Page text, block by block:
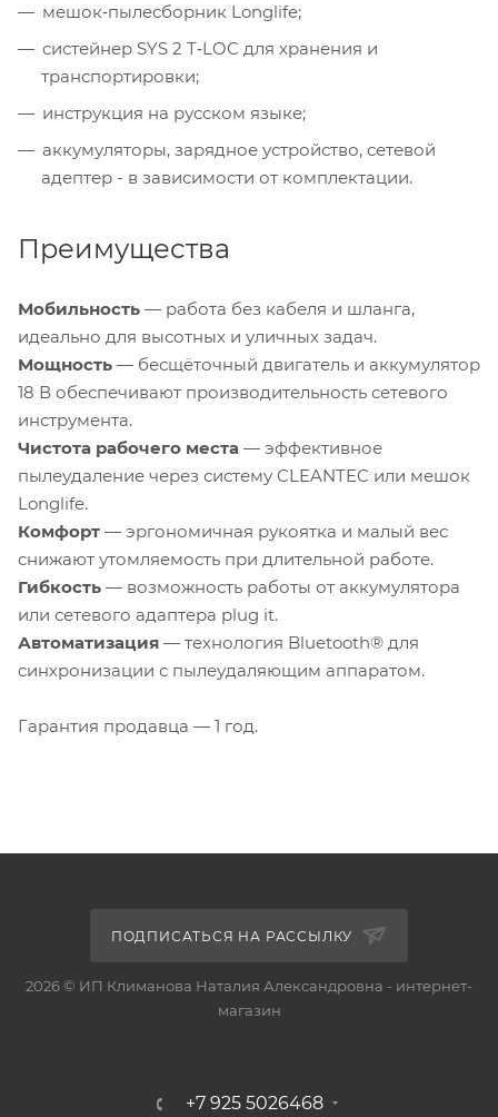
мешок‑пылесборник Longlife;
систейнер SYS 2 T‑LOC для хранения и
транспортировки;
инструкция на русском языке;
аккумуляторы, зарядное устройство, сетевой
адептер - в зависимости от комплектации.
Преимущества
Мобильность — работа без кабеля и шланга,
идеально для высотных и уличных задач.
Мощность — бесщёточный двигатель и аккумулятор
18 В обеспечивают производительность сетевого
инструмента.
Чистота рабочего места — эффективное
пылеудаление через систему CLEANTEC или мешок
Longlife.
Комфорт — эргономичная рукоятка и малый вес
снижают утомляемость при длительной работе.
Гибкость — возможность работы от аккумулятора
или сетевого адаптера plug it.
Автоматизация — технология Bluetooth® для
синхронизации с пылеудаляющим аппаратом.
Гарантия продавца — 1 год.
ПОДПИСАТЬСЯ НА РАССЫЛКУ
2026 © ИП Климанова Наталия Александровна - интернет-
магазин
+7 925 5026468